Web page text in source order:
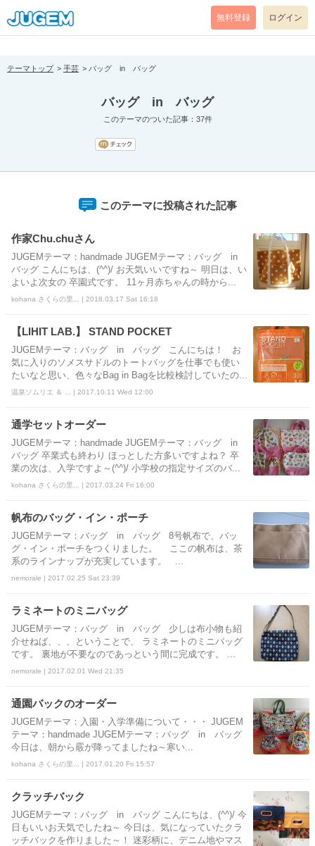
[pear_error: message="Success" code=0 mode=return level=notice
prefix="" info=""]
無料登録 ログイン
テーマトップ 手芸 バッグ in バッグ
バッグ in バッグ
このテーマのついた記事：37件
このテーマに投稿された記事
作家Chu.chuさん
JUGEMテーマ：handmade JUGEMテーマ：バッグ in
バッグ こんにちは、(^^)/ お天気いいですね～ 明日は、い
よいよ次女の 卒園式です。 11ヶ月赤ちゃんの時から...
kohana さくらの里... | 2018.03.17 Sat 16:18
【LIHIT LAB.】 STAND POCKET
JUGEMテーマ：バッグ in バッグ こんにちは！ お
気に入りのソメスサドルのトートバッグを仕事でも使い
たいなと思い、色々なBag in Bagを比較検討していたの...
温泉ソムリエ ＆ ... | 2017.10.11 Wed 12:00
通学セットオーダー
JUGEMテーマ：handmade JUGEMテーマ：バッグ in
バッグ 卒業式も終わり ほっとした方多いですよね？ 卒
業の次は、入学ですよ～(^^)/ 小学校の指定サイズのバ...
kohana さくらの里... | 2017.03.24 Fri 16:00
帆布のバッグ・イン・ポーチ
JUGEMテーマ：バッグ in バッグ 8号帆布で、バッ
グ・イン・ポーチをつくりました。 ここの帆布は、茶
系のラインナップが充実しています。 ...
nemorale | 2017.02.25 Sat 23:39
ラミネートのミニバッグ
JUGEMテーマ：バッグ in バッグ 少しは布小物も紹
介せねば、、、ということで、 ラミネートのミニバッグ
です。 裏地が不要なのであっという間に完成です。 ...
nemorale | 2017.02.01 Wed 21:35
通園バックのオーダー
JUGEMテーマ：入園・入学準備について・・・ JUGEM
テーマ：handmade JUGEMテーマ：バッグ in バッグ
今日は、朝から霰が降ってましたね～寒い...
kohana さくらの里... | 2017.01.20 Fri 15:57
クラッチバック
JUGEMテーマ：バッグ in バッグ こんにちは、(^^)/ 今
日もいいお天気でしたね～ 今日は、気になっていたクラ
ッチバックを作りました～！ 迷彩柄に、デニム地やマス